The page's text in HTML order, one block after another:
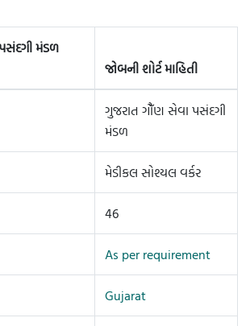
મંડળ
જોબની શોર્ટ માહિતી
ગુજરાત ગૌઁણ સેવા પસંદગી
મંડળ
મેડીકલ સોશ્યલ વર્કર
46
As per requirement
Gujarat